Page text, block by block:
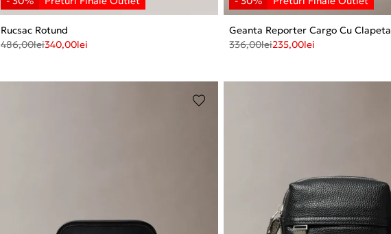
Rucsac Rotund
486,00lei340,00lei
Geanta Reporter Cargo Cu Clapeta
336,00lei235,00lei